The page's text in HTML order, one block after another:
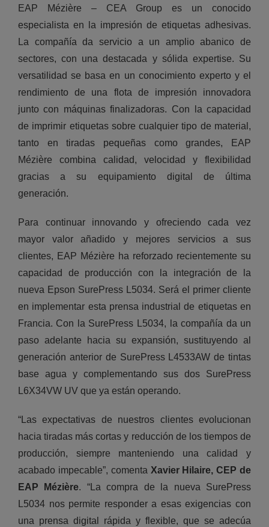
EAP Mézière – CEA Group es un conocido
especialista en la impresión de etiquetas adhesivas.
La compañía da servicio a un amplio abanico de
sectores, con una destacada y sólida expertise. Su
versatilidad se basa en un conocimiento experto y el
rendimiento de una flota de impresión innovadora
junto con máquinas finalizadoras. Con la capacidad
de imprimir etiquetas sobre cualquier tipo de material,
tanto en tiradas pequeñas como grandes, EAP
Mézière combina calidad, velocidad y flexibilidad
gracias a su equipamiento digital de última
generación.
Para continuar innovando y ofreciendo cada vez
mayor valor añadido y mejores servicios a sus
clientes, EAP Mézière ha reforzado recientemente su
capacidad de producción con la integración de la
nueva Epson SurePress L5034. Será el primer cliente
en implementar esta prensa industrial de etiquetas en
Francia. Con la SurePress L5034, la compañía da un
paso adelante hacia su expansión, sustituyendo al
generación anterior de SurePress L4533AW de tintas
base agua y complementando sus dos SurePress
L6X34VW UV que ya están operando.
“Las expectativas de nuestros clientes evolucionan
hacia tiradas más cortas y reducción de los tiempos de
producción, siempre manteniendo una calidad y
acabado impecable”, comenta Xavier Hilaire, CEP de
EAP Mézière. “La compra de la nueva SurePress
L5034 nos permite responder a esas exigencias con
una prensa digital rápida y flexible, que se adecúa